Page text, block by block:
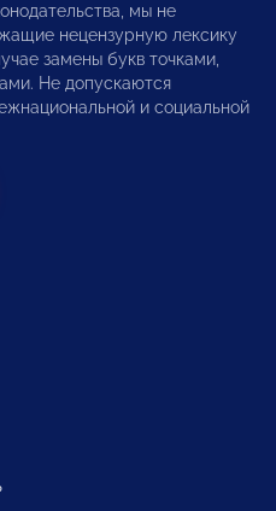
мы не
нецензурную лексику
замены букв точками,
Не допускаются
и социальной